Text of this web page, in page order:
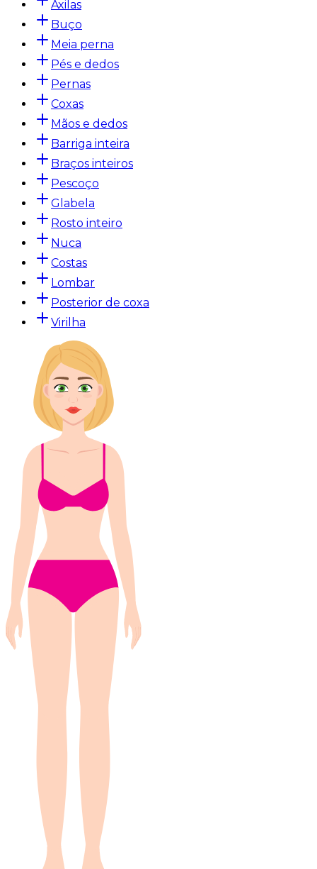
Axilas
Buço
Meia perna
Pés e dedos
Pernas
Coxas
Mãos e dedos
Barriga inteira
Braços inteiros
Pescoço
Glabela
Rosto inteiro
Nuca
Costas
Lombar
Posterior de coxa
Virilha